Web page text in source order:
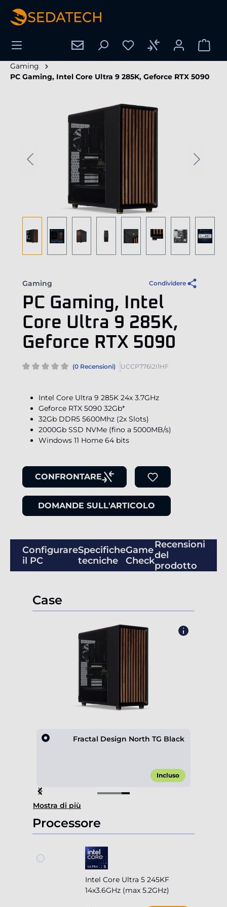
principale
Gaming
PC Gaming, Intel Core Ultra 9 285K, Geforce RTX 5090
Salta la galleria di immagini
Gaming Condividere
PC Gaming, Intel
Core Ultra 9 285K,
Geforce RTX 5090
(0 Recensioni) UCCP776I2I1HF
Intel Core Ultra 9 285K 24x 3.7GHz
Geforce RTX 5090 32Gb*
32Gb DDR5 5600Mhz (2x Slots)
2000Gb SSD NVMe (fino a 5000MB/s)
Windows 11 Home 64 bits
CONFRONTARE
DOMANDE SULL'ARTICOLO
Configurare
il PC
Specifiche
tecniche
Game
Check
Recensioni
del
prodotto
Case
Fractal Design North TG Black
Incluso
Item
4
of
4
Mostra di più
Processore
Intel Core Ultra 5 245KF
14x3.6GHz (max 5.2GHz)